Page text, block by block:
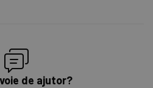
de ajutor?